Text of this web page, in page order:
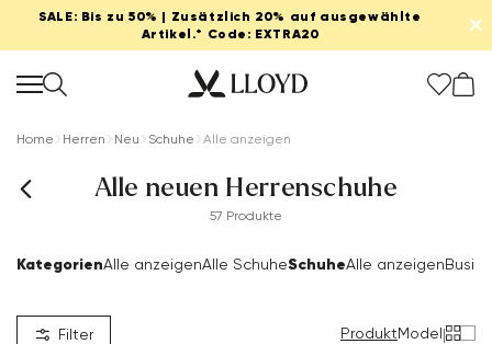
SALE: Bis zu 50% | Zusätzlich 20% auf ausgewählte
Artikel.* Code: EXTRA20
✕
Home Herren Neu Schuhe Alle anzeigen
Alle neuen Herrenschuhe
57 Produkte
KategorienAlle anzeigenAlle SchuheSchuheAlle anzeigen
Filter ProduktModel|